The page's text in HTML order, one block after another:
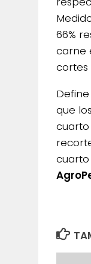
66%
carne
cortes
que
cuarto